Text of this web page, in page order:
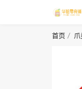
首页 爪